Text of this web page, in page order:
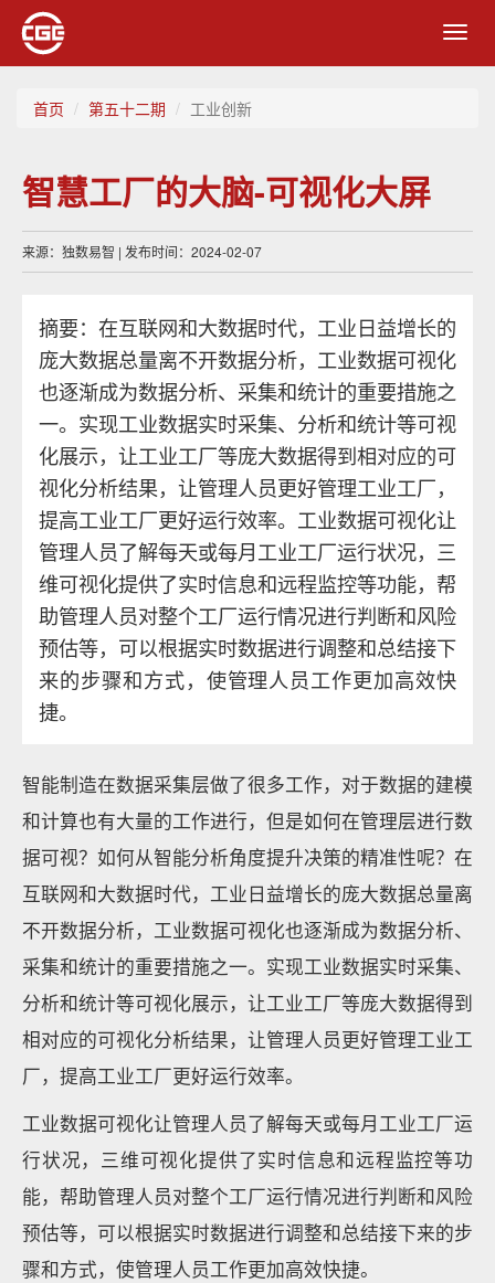
首页 第五十二期 工业创新
智慧工厂的大脑-可视化大屏
来源：独数易智 | 发布时间：2024-02-07
摘要：在互联网和大数据时代，工业日益增长的
庞大数据总量离不开数据分析，工业数据可视化
也逐渐成为数据分析、采集和统计的重要措施之
一。实现工业数据实时采集、分析和统计等可视
化展示，让工业工厂等庞大数据得到相对应的可
视化分析结果，让管理人员更好管理工业工厂，
提高工业工厂更好运行效率。工业数据可视化让
管理人员了解每天或每月工业工厂运行状况，三
维可视化提供了实时信息和远程监控等功能，帮
助管理人员对整个工厂运行情况进行判断和风险
预估等，可以根据实时数据进行调整和总结接下
来的步骤和方式，使管理人员工作更加高效快
捷。
智能制造在数据采集层做了很多工作，对于数据的建模
和计算也有大量的工作进行，但是如何在管理层进行数
据可视？如何从智能分析角度提升决策的精准性呢？在
互联网和大数据时代，工业日益增长的庞大数据总量离
不开数据分析，工业数据可视化也逐渐成为数据分析、
采集和统计的重要措施之一。实现工业数据实时采集、
分析和统计等可视化展示，让工业工厂等庞大数据得到
相对应的可视化分析结果，让管理人员更好管理工业工
厂，提高工业工厂更好运行效率。
工业数据可视化让管理人员了解每天或每月工业工厂运
行状况，三维可视化提供了实时信息和远程监控等功
能，帮助管理人员对整个工厂运行情况进行判断和风险
预估等，可以根据实时数据进行调整和总结接下来的步
骤和方式，使管理人员工作更加高效快捷。